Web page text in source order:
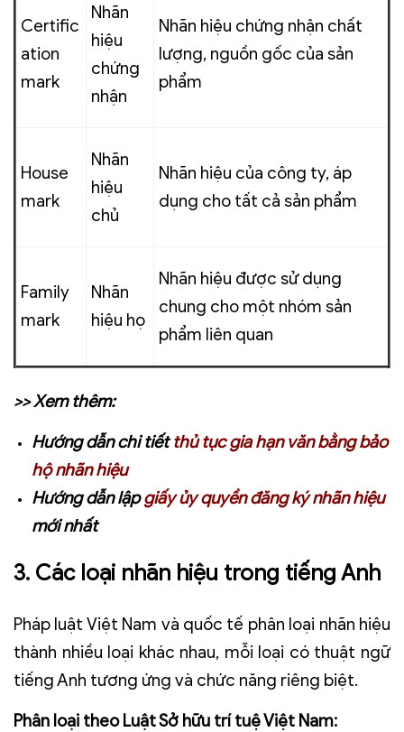
Certific
ation
mark
Nhãn
hiệu
chứng
nhận
Nhãn hiệu chứng nhận chất
lượng, nguồn gốc của sản
phẩm
House
mark
Nhãn
hiệu
chủ
Nhãn hiệu của công ty, áp
dụng cho tất cả sản phẩm
Family
mark
Nhãn
hiệu họ
Nhãn hiệu được sử dụng
chung cho một nhóm sản
phẩm liên quan
>> Xem thêm:
Hướng dẫn chi tiết thủ tục gia hạn văn bằng bảo
hộ nhãn hiệu
Hướng dẫn lập giấy ủy quyền đăng ký nhãn hiệu
mới nhất
3. Các loại nhãn hiệu trong tiếng Anh
Pháp luật Việt Nam và quốc tế phân loại nhãn hiệu
thành nhiều loại khác nhau, mỗi loại có thuật ngữ
tiếng Anh tương ứng và chức năng riêng biệt.
Phân loại theo Luật Sở hữu trí tuệ Việt Nam: